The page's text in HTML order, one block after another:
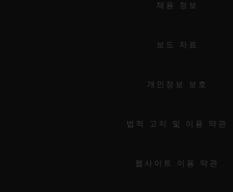
채용 정보
보도 자료
개인정보 보호
법적 고지 및 이용 약관
웹사이트 이용 약관